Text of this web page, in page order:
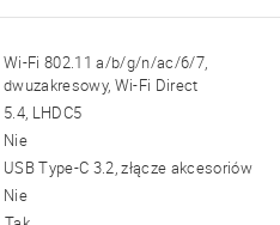
Wi-Fi 802.11 a/b/g/n/ac/6/7,
dwuzakresowy, Wi-Fi Direct
5.4, LHDC5
Nie
USB Type-C 3.2, złącze akcesoriów
Nie